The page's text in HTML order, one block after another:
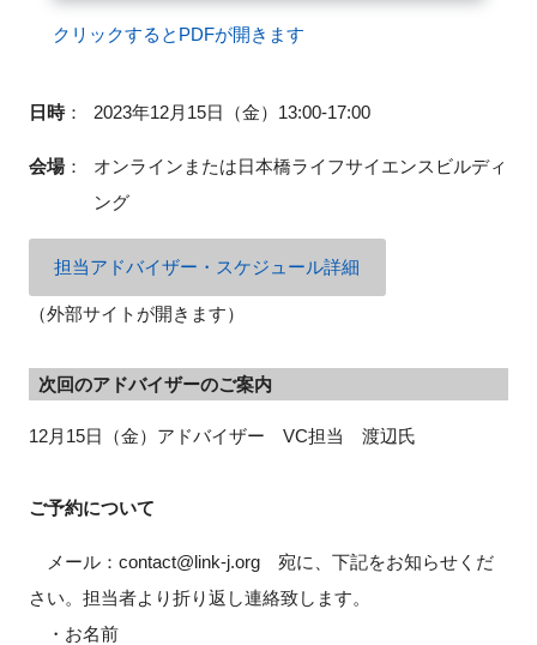
クリックするとPDFが開きます
日時： 2023年12月15日（金）13:00-17:00
会場：
オンラインまたは日本橋ライフサイエンスビルディ
ング
担当アドバイザー・スケジュール詳細
（外部サイトが開きます）
次回のアドバイザーのご案内
12月15日（金）アドバイザー VC担当 渡辺氏
ご予約について
メール：contact@link-j.org 宛に、下記をお知らせくだ
さい。担当者より折り返し連絡致します。
・お名前